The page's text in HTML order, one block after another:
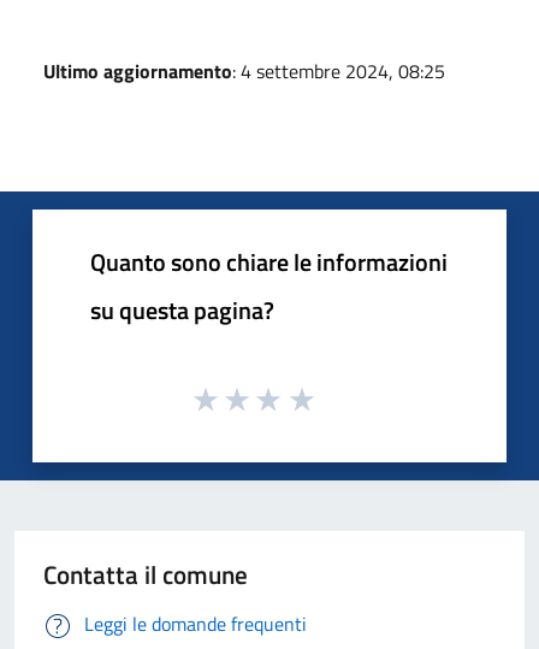
Ultimo aggiornamento: 4 settembre 2024, 08:25
Quanto sono chiare le informazioni
su questa pagina?
Contatta il comune
Leggi le domande frequenti